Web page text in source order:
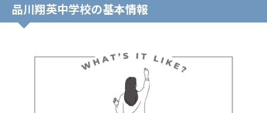
品川翔英中学校の基本情報